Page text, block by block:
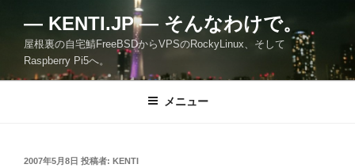
ツ
— KENTI.JP — そんなわけで。
屋根裏の自宅鯖FreeBSDからVPSのRockyLinux、そして
Raspberry Pi5へ。
メニュー
投
2007年5月8日 投稿者: KENTI